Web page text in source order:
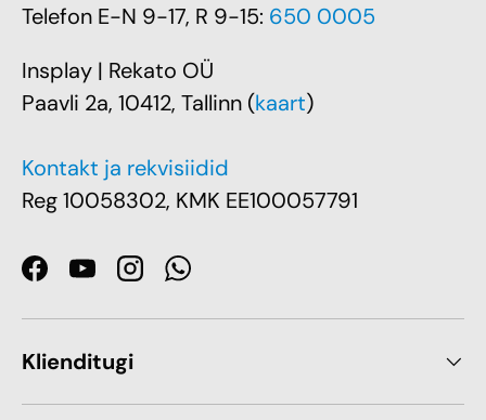
Telefon E-N 9-17, R 9-15: 650 0005
Insplay | Rekato OÜ
Paavli 2a, 10412, Tallinn (kaart)
Kontakt ja rekvisiidid
Reg 10058302, KMK EE100057791
Facebook
YouTubeInstagramWhatsApp
Klienditugi